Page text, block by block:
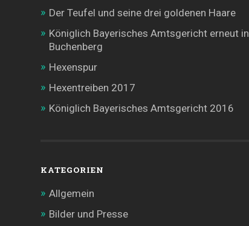
Der Teufel und seine drei goldenen Haare
Königlich Bayerisches Amtsgericht erneut in
Buchenberg
Hexenspur
Hexentreiben 2017
Königlich Bayerisches Amtsgericht 2016
KATEGORIEN
Allgemein
Bilder und Presse